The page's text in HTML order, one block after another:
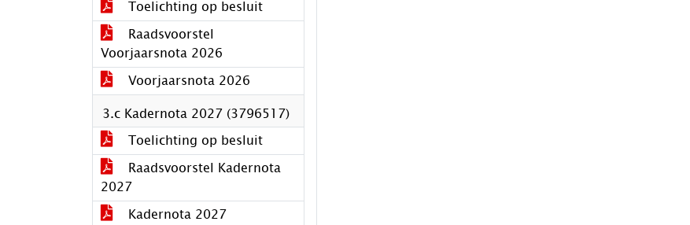
Toelichting op besluit
Raadsvoorstel
Voorjaarsnota 2026
Voorjaarsnota 2026
3.c Kadernota 2027 (3796517)
Toelichting op besluit
Raadsvoorstel Kadernota
2027
Kadernota 2027